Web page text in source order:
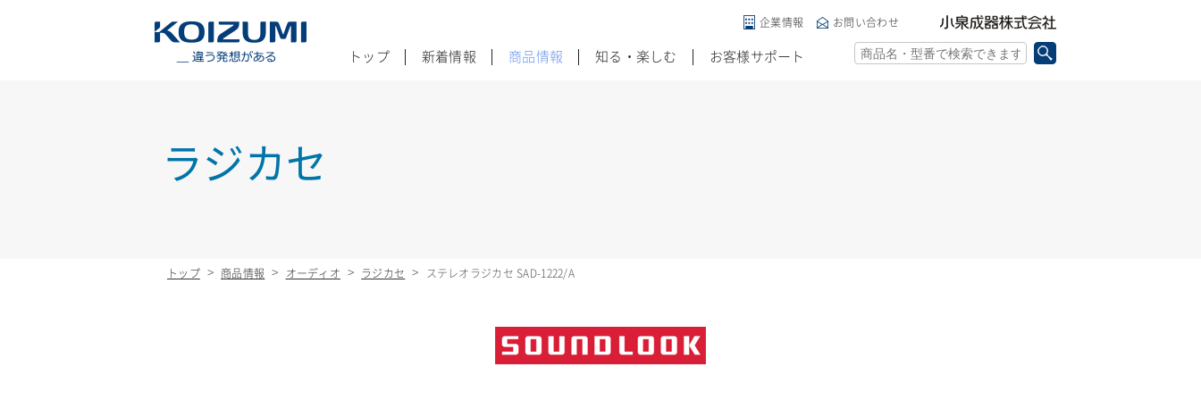
トップ 新着情報 商品情報 知る・楽しむ お客様サポート
企業情報 お問い合わせ
ラジカセ
トップ 商品情報 オーディオ ラジカセ ステレオラジカセ SAD-1222/A